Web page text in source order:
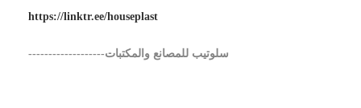
https://linktr.ee/houseplast
-------------------سلوتيب للمصانع والمكتبات